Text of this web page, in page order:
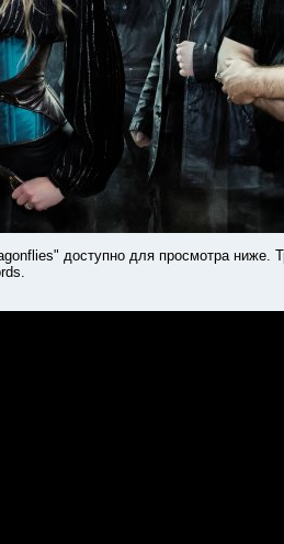
доступно для просмотра ниже.